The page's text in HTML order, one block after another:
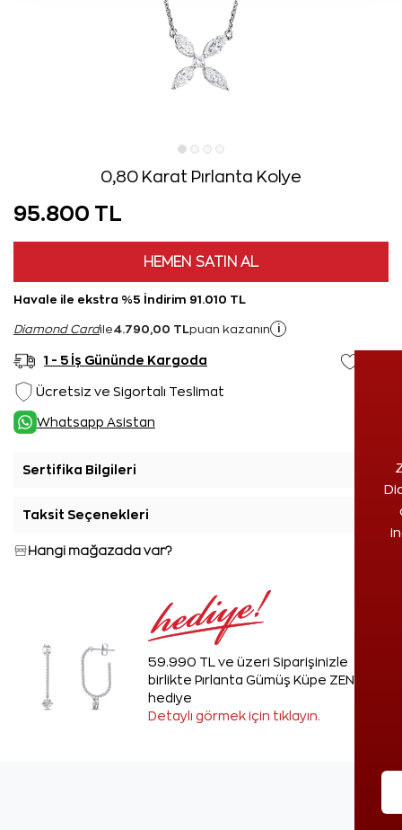
0,80 Karat Pırlanta Kolye
95.800 TL
HEMEN SATIN AL
Havale ile ekstra %5 İndirim 91.010 TL
Diamond Cardile4.790,00 TL puan kazanın i
1 - 5 İş Gününde Kargoda
Ücretsiz ve Sigortalı Teslimat
Whatsapp Asistan
Sertifika Bilgileri
Taksit Seçenekleri
Hangi mağazada var?
59.990 TL ve üzeri Siparişinizle
birlikte Pırlanta Gümüş Küpe ZEN'den
hediye
Detaylı görmek için tıklayın.